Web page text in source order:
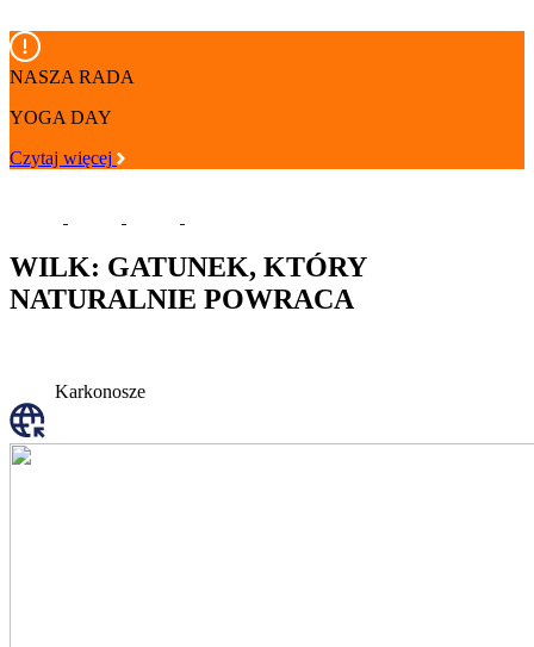
NASZA RADA
YOGA DAY
Czytaj więcej
WILK: GATUNEK, KTÓRY
NATURALNIE POWRACA
Karkonosze